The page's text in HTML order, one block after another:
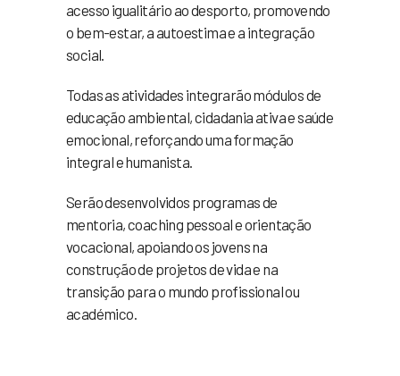
acesso igualitário ao desporto, promovendo
o bem-estar, a autoestima e a integração
social.
Todas as atividades integrarão módulos de
educação ambiental, cidadania ativa e saúde
emocional, reforçando uma formação
integral e humanista.
Serão desenvolvidos programas de
mentoria, coaching pessoal e orientação
vocacional, apoiando os jovens na
construção de projetos de vida e na
transição para o mundo profissional ou
académico.